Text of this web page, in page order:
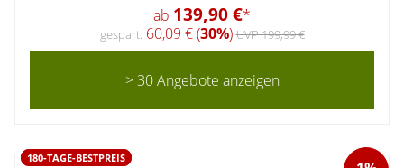
ab 139,90 €*
gespart: 60,09 € (30%)UVP 199,99 €
> 30 Angebote anzeigen
180-TAGE-BESTPREIS